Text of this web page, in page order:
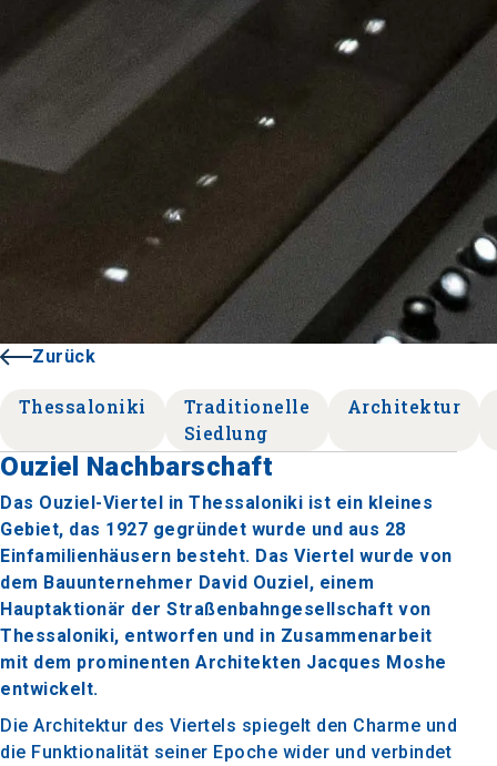
Zurück
Thessaloniki
Traditionelle
Siedlung
Architektur
Ouziel Nachbarschaft
Das Ouziel-Viertel in Thessaloniki ist ein kleines
Gebiet, das 1927 gegründet wurde und aus 28
Einfamilienhäusern besteht. Das Viertel wurde von
dem Bauunternehmer David Ouziel, einem
Hauptaktionär der Straßenbahngesellschaft von
Thessaloniki, entworfen und in Zusammenarbeit
mit dem prominenten Architekten Jacques Moshe
entwickelt.
Die Architektur des Viertels spiegelt den Charme und
die Funktionalität seiner Epoche wider und verbindet